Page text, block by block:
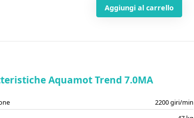
Aggiungi al carrello
Aquamot Trend 7.0MA
2200 giri/min